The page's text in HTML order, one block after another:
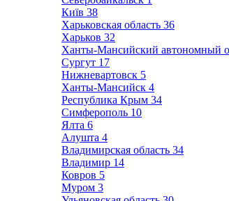
Київ 38
Харьковская область 36
Харьков 32
Ханты-Мансийский автономный
Сургут 17
Нижневартовск 5
Ханты-Мансийск 4
Республика Крым 34
Симферополь 10
Ялта 6
Алушта 4
Владимирская область 34
Владимир 14
Ковров 5
Муром 3